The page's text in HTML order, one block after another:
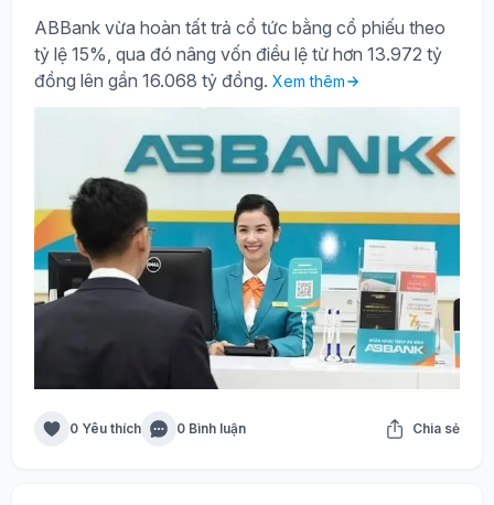
ABBank vừa hoàn tất trả cổ tức bằng cổ phiếu theo
tỷ lệ 15%, qua đó nâng vốn điều lệ từ hơn 13.972 tỷ
đồng lên gần 16.068 tỷ đồng. Xem thêm
0 Yêu thích 0 Bình luận Chia sẻ